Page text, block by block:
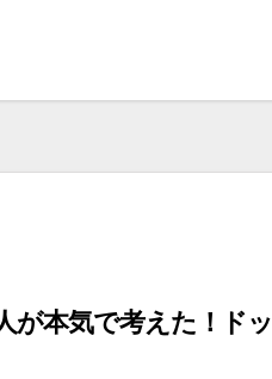
が本気で考えた！ドッ